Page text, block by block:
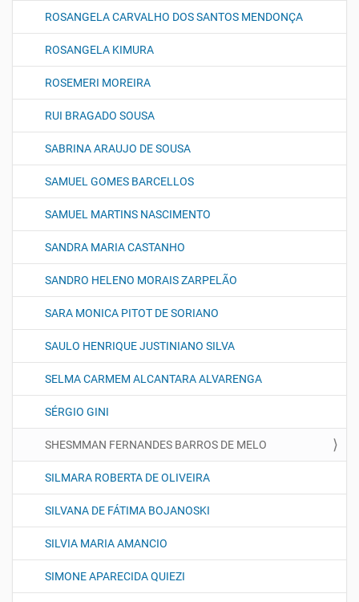
ROSANGELA CARVALHO DOS SANTOS MENDONÇA
ROSANGELA KIMURA
ROSEMERI MOREIRA
RUI BRAGADO SOUSA
SABRINA ARAUJO DE SOUSA
SAMUEL GOMES BARCELLOS
SAMUEL MARTINS NASCIMENTO
SANDRA MARIA CASTANHO
SANDRO HELENO MORAIS ZARPELÃO
SARA MONICA PITOT DE SORIANO
SAULO HENRIQUE JUSTINIANO SILVA
SELMA CARMEM ALCANTARA ALVARENGA
SÉRGIO GINI
SHESMMAN FERNANDES BARROS DE MELO
SILMARA ROBERTA DE OLIVEIRA
SILVANA DE FÁTIMA BOJANOSKI
SILVIA MARIA AMANCIO
SIMONE APARECIDA QUIEZI